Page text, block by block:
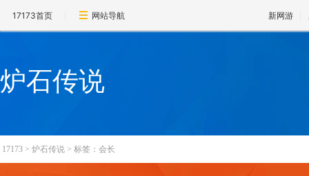
17173首页 网站导航 新网游
炉石传说
17173 > 炉石传说 > 标签：会长